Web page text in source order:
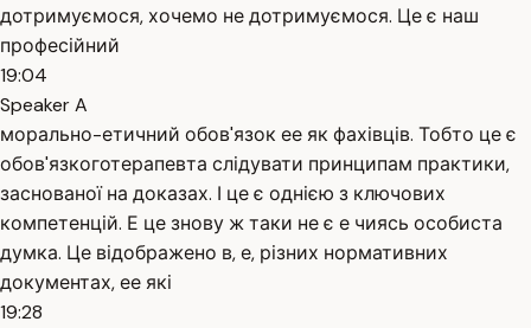
дотримуємося, хочемо не дотримуємося. Це є наш
професійний
19:04
Speaker A
морально-етичний обов'язок ее як фахівців. Тобто це є
обов'язкоготерапевта слідувати принципам практики,
заснованої на доказах. І це є однією з ключових
компетенцій. Е це знову ж таки не є е чиясь особиста
думка. Це відображено в, е, різних нормативних
документах, ее які
19:28